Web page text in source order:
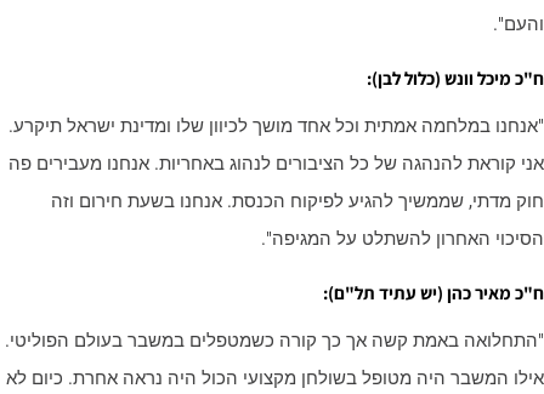
מיכל וונש (כלול לבן):
במלחמה אמתית וכל אחד מושך לכיוון שלו ומדינת ישראל תיקרע.
קוראת להנהגה של כל הציבורים לנהוג באחריות. אנחנו מעבירים פה
מדתי, שממשיך להגיע לפיקוח הכנסת. אנחנו בשעת חירום וזה
האחרון להשתלט על המגיפה".
מאיר כהן (יש עתיד תל"ם):
באמת קשה אך כך קורה כשמטפלים במשבר בעולם הפוליטי.
המשבר היה מטופל בשולחן מקצועי הכול היה נראה אחרת. כיום לא